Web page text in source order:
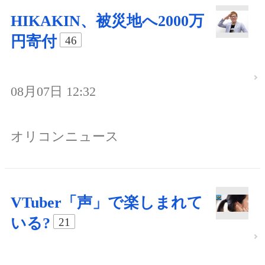
HIKAKIN、被災地へ2000万
円寄付
46
08月07日 12:32
オリコンニュース
VTuber「声」で楽しまれて
いる?
21